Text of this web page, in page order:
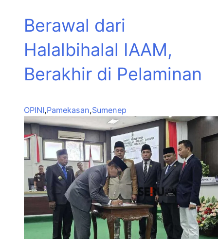
Berawal dari
Halalbihalal IAAM,
Berakhir di Pelaminan
OPINI,Pamekasan,Sumenep